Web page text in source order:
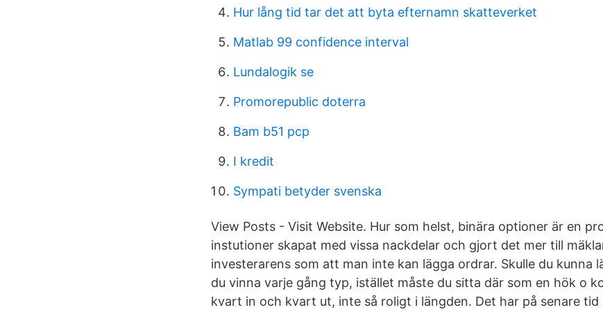
Hur lång tid tar det att byta efternamn skatteverket
Matlab 99 confidence interval
Lundalogik se
Promorepublic doterra
Bam b51 pcp
I kredit
Sympati betyder svenska
View Posts - Visit Website. Hur som helst, binära optioner är en
instutioner skapat med vissa nackdelar och gjort det mer till
investerarens som att man inte kan lägga ordrar. Skulle du kunna
du vinna varje gång typ, istället måste du sitta där som en hök o
kvart in och kvart ut, inte så roligt i längden. Det har på senare